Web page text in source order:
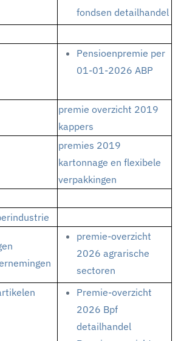
fondsen detailhandel
Pensioenpremie per
01-01-2026 ABP
premie overzicht 2019
kappers
premies 2019
kartonnage en flexibele
verpakkingen
premie-overzicht
2026 agrarische
sectoren
Premie-overzicht
2026 Bpf
detailhandel